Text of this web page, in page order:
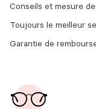
Conseils et mesure
Toujours le meilleur
Garantie de